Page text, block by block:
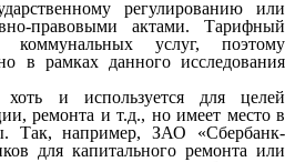
регулированию или
правовыми актами. Тарифный
коммунальных услуг, поэтому
в рамках данного исследования
хоть и используется для целей
ремонта и т.д., но имеет место в
Так, например, ЗАО «Сбербанк-
для капитального ремонта или